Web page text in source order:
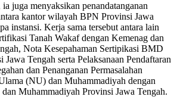
juga menyaksikan penandatanganan
kantor wilayah BPN Provinsi Jawa
instansi. Kerja sama tersebut antara lain
Tanah Wakaf dengan Kemenag dan
Nota Kesepahaman Sertipikasi BMD
Jawa Tengah serta Pelaksanaan Pendaftaran
dan Penanganan Permasalahan
(NU) dan Muhammadiyah dengan
Muhammadiyah Provinsi Jawa Tengah.